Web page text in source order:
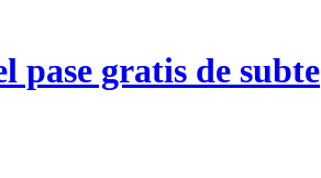
pase gratis de subte